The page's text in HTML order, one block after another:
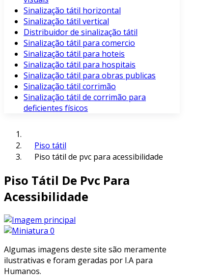
Sinalização tátil horizontal
Sinalização tátil vertical
Distribuidor de sinalização tátil
Sinalização tátil para comercio
Sinalização tátil para hoteis
Sinalização tátil para hospitais
Sinalização tátil para obras publicas
Sinalização tátil corrimão
Sinalização tátil de corrimão para
deficientes físicos
Piso tátil
Piso tátil de pvc para acessibilidade
Piso Tátil De Pvc Para
Acessibilidade
Algumas imagens deste site são meramente
ilustrativas e foram geradas por I.A para
Humanos.